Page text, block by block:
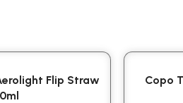
Flip Straw
Copo